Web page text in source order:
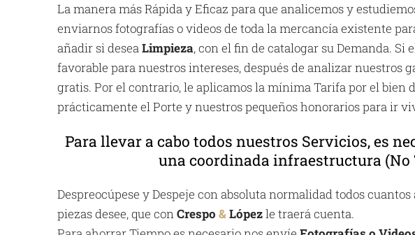
La manera más Rápida y Eficaz para que analicemos y
enviarnos fotografías o videos de toda la mercancía existente
añadir si deseaLimpieza, con el fin de catalogar su Demanda. Si
favorable para nuestros intereses, después de analizar nuestros
gratis. Por el contrario, le aplicamos la mínima Tarifa por el bien
prácticamente el Porte y nuestros pequeños honorarios para ir
Para llevar a cabo todos nuestros Servicios, es
una coordinada infraestructura (No
Despreocúpese y Despeje con absoluta normalidad todos
piezas desee, que conCrespo &Lópezle traerá cuenta.